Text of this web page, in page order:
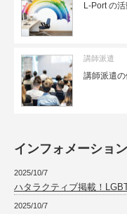
L-Port の
講師派遣
講師派遣
インフォメーション
2025/10/7
ハタラクティブ掲載！
2025/10/7